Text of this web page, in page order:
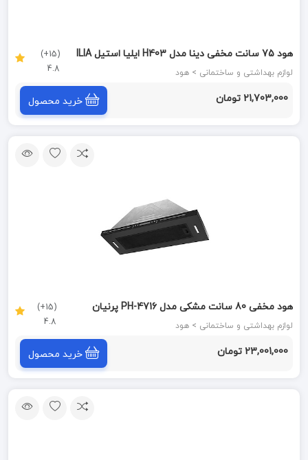
هود 75 سانت مخفی دینا مدل H403 ایلیا استیل ILIA
STEEL
لوازم بهداشتی و ساختمانی > هود
(15+)
4.8
21,703,000 تومان خرید محصول
هود مخفی 80 سانت مشکی مدل PH-4716 پرنیان
PARNIAN STEEL
لوازم بهداشتی و ساختمانی > هود
(15+)
4.8
23,001,000 تومان خرید محصول